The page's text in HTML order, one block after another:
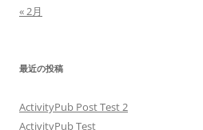
« 2月
最近の投稿
ActivityPub Post Test 2
ActivityPub Test